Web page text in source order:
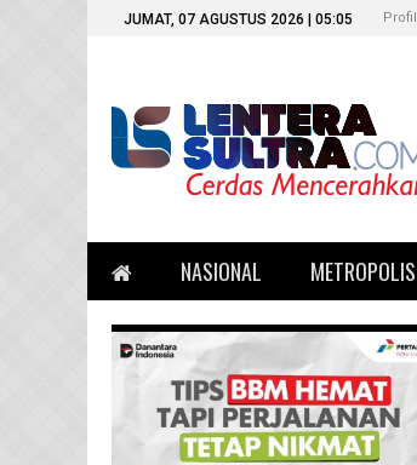
JUMAT, 07 AGUSTUS 2026 | 05:05 Profil
NASIONAL METROPOLIS